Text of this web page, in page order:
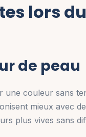
lors
de peau
couleur sans
mieux avec
plus vives sans